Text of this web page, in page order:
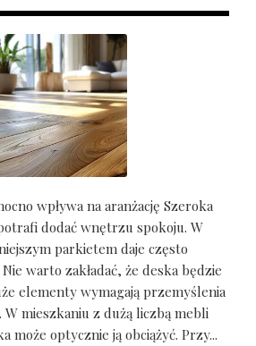
wpływa na aranżację Szeroka
dodać wnętrzu spokoju. W
parkietem daje często
warto zakładać, że deska będzie
elementy wymagają przemyślenia
W mieszkaniu z dużą liczbą mebli
może optycznie ją obciążyć. Przy...